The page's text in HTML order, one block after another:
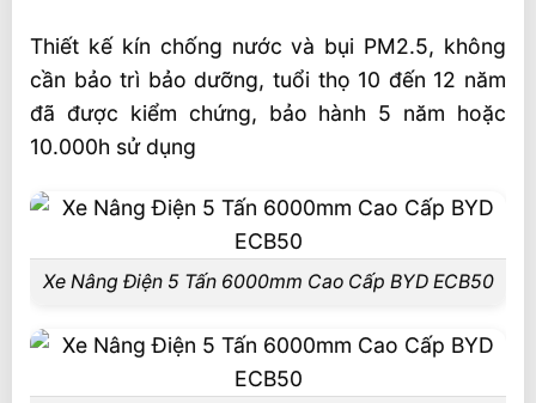
Thiết kế kín chống nước và bụi PM2.5, không
cần bảo trì bảo dưỡng, tuổi thọ 10 đến 12 năm
đã được kiểm chứng, bảo hành 5 năm hoặc
10.000h sử dụng
Xe Nâng Điện 5 Tấn 6000mm Cao Cấp BYD ECB50